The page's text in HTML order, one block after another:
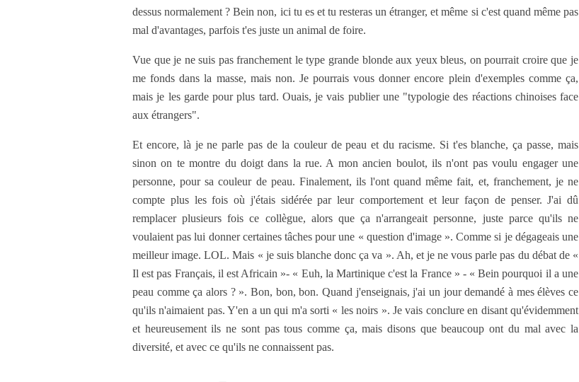
dessus normalement ? Bein non, ici tu es et tu resteras un étranger, et même si c'est quand même pas
mal d'avantages, parfois t'es juste un animal de foire.
Vue que je ne suis pas franchement le type grande blonde aux yeux bleus, on pourrait croire que je
me fonds dans la masse, mais non. Je pourrais vous donner encore plein d'exemples comme ça,
mais je les garde pour plus tard. Ouais, je vais publier une "typologie des réactions chinoises face
aux étrangers".
Et encore, là je ne parle pas de la couleur de peau et du racisme. Si t'es blanche, ça passe, mais
sinon on te montre du doigt dans la rue. A mon ancien boulot, ils n'ont pas voulu engager une
personne, pour sa couleur de peau. Finalement, ils l'ont quand même fait, et, franchement, je ne
compte plus les fois où j'étais sidérée par leur comportement et leur façon de penser. J'ai dû
remplacer plusieurs fois ce collègue, alors que ça n'arrangeait personne, juste parce qu'ils ne
voulaient pas lui donner certaines tâches pour une « question d'image ». Comme si je dégageais une
meilleur image. LOL. Mais « je suis blanche donc ça va ». Ah, et je ne vous parle pas du débat de «
Il est pas Français, il est Africain »- « Euh, la Martinique c'est la France » - « Bein pourquoi il a une
peau comme ça alors ? ». Bon, bon, bon. Quand j'enseignais, j'ai un jour demandé à mes élèves ce
qu'ils n'aimaient pas. Y'en a un qui m'a sorti « les noirs ». Je vais conclure en disant qu'évidemment
et heureusement ils ne sont pas tous comme ça, mais disons que beaucoup ont du mal avec la
diversité, et avec ce qu'ils ne connaissent pas.